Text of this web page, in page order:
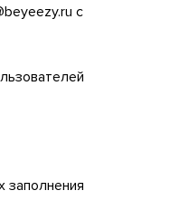
с
заполнения